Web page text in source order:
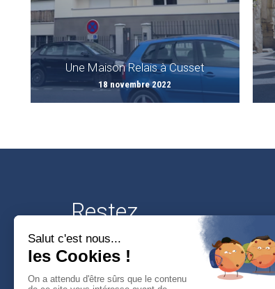
Une Maison Relais à Cusset
18 novembre 2022
Restez
connectés